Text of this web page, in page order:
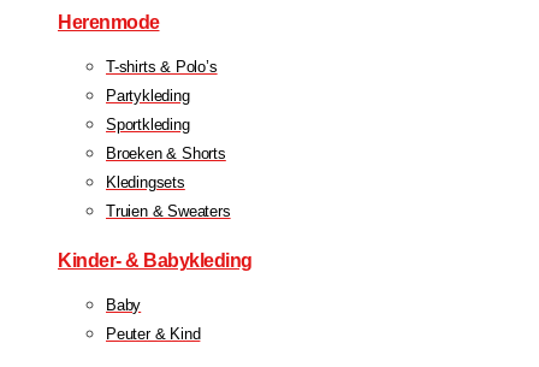
Herenmode
T-shirts & Polo’s
Partykleding
Sportkleding
Broeken & Shorts
Kledingsets
Truien & Sweaters
Kinder- & Babykleding
Baby
Peuter & Kind